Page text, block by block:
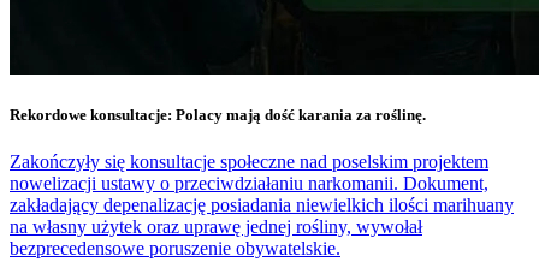
Rekordowe konsultacje: Polacy mają dość karania za roślinę.
Zakończyły się konsultacje społeczne nad poselskim projektem
nowelizacji ustawy o przeciwdziałaniu narkomanii. Dokument,
zakładający depenalizację posiadania niewielkich ilości marihuany
na własny użytek oraz uprawę jednej rośliny, wywołał
bezprecedensowe poruszenie obywatelskie.